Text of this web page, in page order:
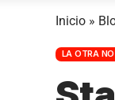
Inicio »
LA OTRA